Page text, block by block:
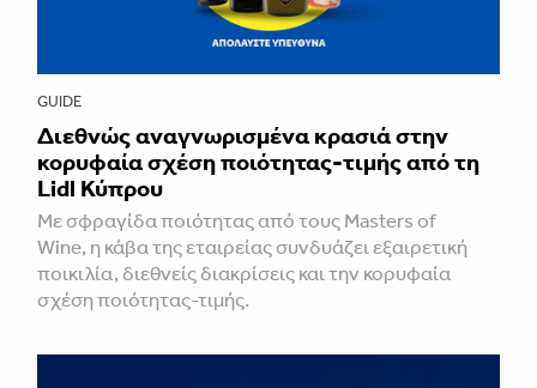
GUIDE
Διεθνώς αναγνωρισμένα κρασιά στην
κορυφαία σχέση ποιότητας-τιμής από τη
Lidl Κύπρου
Με σφραγίδα ποιότητας από τους Masters of
Wine, η κάβα της εταιρείας συνδυάζει εξαιρετική
ποικιλία, διεθνείς διακρίσεις και την κορυφαία
σχέση ποιότητας-τιμής.